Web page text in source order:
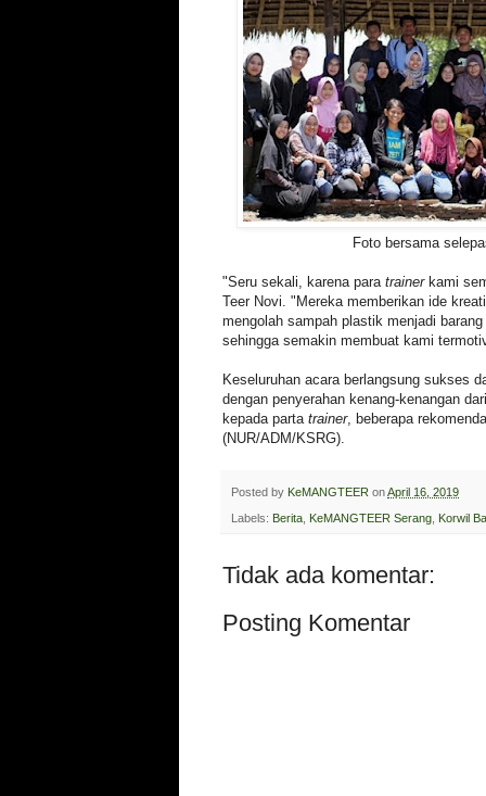
Foto bersama
"Seru sekali, karena para trainer kami
Teer Novi. "Mereka memberikan ide
mengolah sampah plastik menjadi
sehingga semakin membuat kami
Keseluruhan acara berlangsung sukses
dengan penyerahan kenang-kenangan
kepada parta trainer, beberapa
(NUR/ADM/KSRG).
Posted by KeMANGTEER onApril 16, 2019
Labels: Berita KeMANGTEER Serang Korwil
Tidak ada komentar:
Posting Komentar